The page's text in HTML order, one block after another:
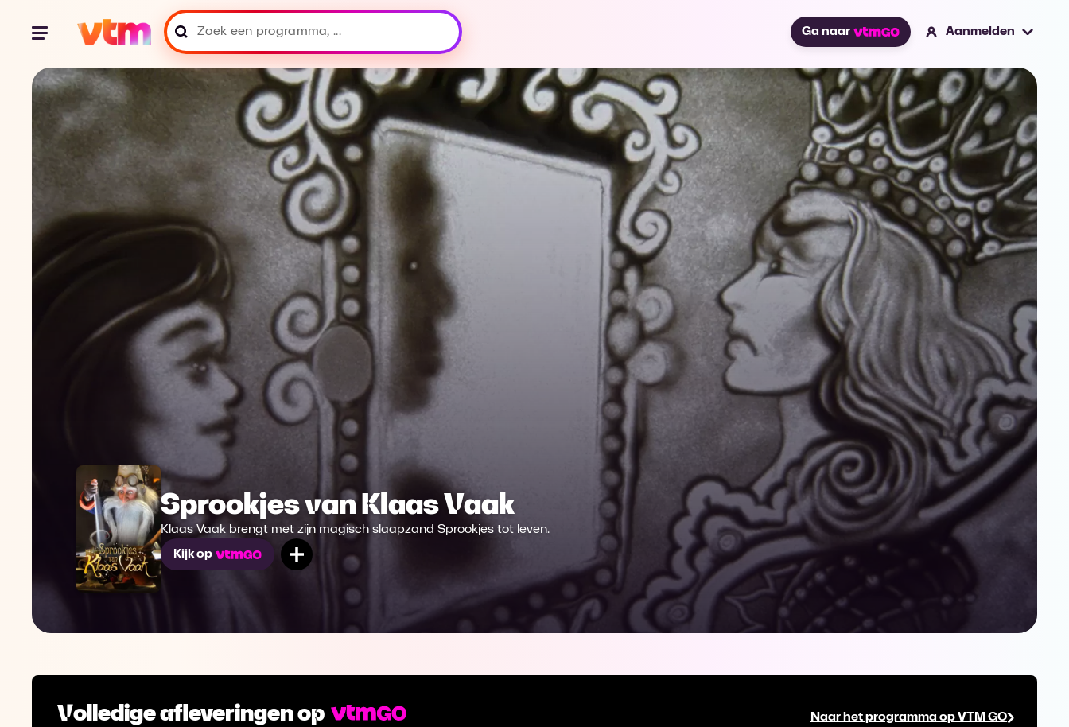
Oeps, browser niet ondersteund
Voor je onze programma's gaat ontdekken,
best je browser updaten of hieronder één
van de ondersteunde browsers
downloaden.
Google Chrome Download
Download
Download
Download
Download
Ga naar Aanmelden
Sprookjes van Klaas Vaak
Klaas Vaak brengt met zijn magisch slaapzand Sprookjes tot leven.
Kijk op
Mijn lijst
Volledige afleveringen op Naar het programma op VTM GO